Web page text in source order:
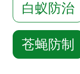
白蚁防治
苍蝇防制